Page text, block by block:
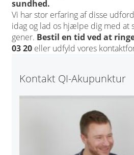
sundhed.
Vi har stor erfaring af disse
idag og lad os hjælpe dig med at
gener. Bestil en tid ved at
03 20 eller udfyld vores
Kontakt QI-Akupunktur